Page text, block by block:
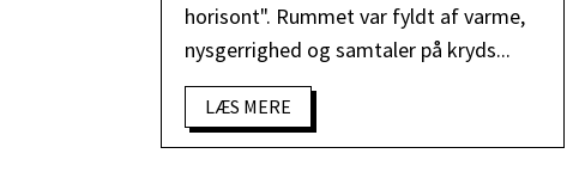
horisont". Rummet var fyldt af varme,
nysgerrighed og samtaler på kryds...
LÆS MERE